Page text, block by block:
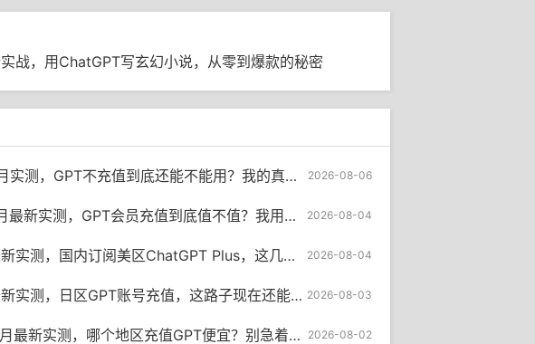
战，用ChatGPT写玄幻小说，从零到爆款的秘密
2026-08-06
，GPT不充值到底还能不能用？我的真实体验给你答案
2026-08-04
实测，GPT会员充值到底值不值？我用了半年后说点大实话
2026-08-04
，国内订阅美区ChatGPT Plus，这几种充值方式我替你踩过坑了
2026-08-03
测，日区GPT账号充值，这路子现在还能走通吗？
2026-08-02
实测，哪个地区充值GPT便宜？别急着冲尼日利亚，先看看账单